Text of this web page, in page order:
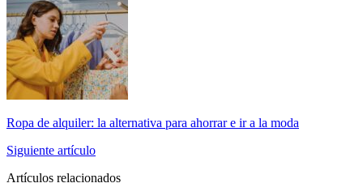
Ropa de alquiler: la alternativa para ahorrar e ir a la moda
Siguiente artículo
Artículos relacionados